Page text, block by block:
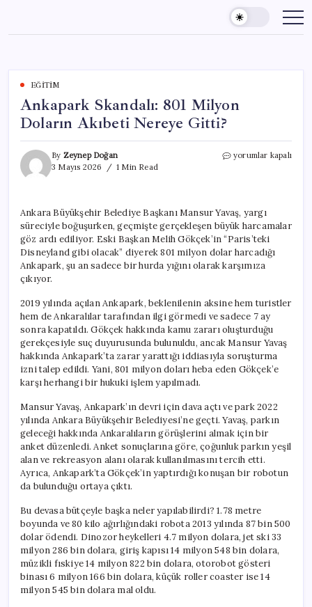
content
EĞITIM
Ankapark Skandalı: 801 Milyon
Doların Akıbeti Nereye Gitti?
By Zeynep Doğan
3 Mayıs 2026
1 Min Read
Ankapark
Akıbeti
Nereye
Gitti?
için
yorumlar kapalı
Ankara Büyükşehir Belediye Başkanı Mansur Yavaş, yargı
süreciyle boğuşurken, geçmişte gerçekleşen büyük harcamalar
göz ardı ediliyor. Eski Başkan Melih Gökçek’in “Paris’teki
Disneyland gibi olacak” diyerek 801 milyon dolar harcadığı
Ankapark, şu an sadece bir hurda yığını olarak karşımıza
çıkıyor.
2019 yılında açılan Ankapark, beklenilenin aksine hem turistler
hem de Ankaralılar tarafından ilgi görmedi ve sadece 7 ay
sonra kapatıldı. Gökçek hakkında kamu zararı oluşturduğu
gerekçesiyle suç duyurusunda bulunuldu, ancak Mansur Yavaş
hakkında Ankapark’ta zarar yarattığı iddiasıyla soruşturma
izni talep edildi. Yani, 801 milyon doları heba eden Gökçek’e
karşı herhangi bir hukuki işlem yapılmadı.
Mansur Yavaş, Ankapark’ın devri için dava açtı ve park 2022
yılında Ankara Büyükşehir Belediyesi’ne geçti. Yavaş, parkın
geleceği hakkında Ankaralıların görüşlerini almak için bir
anket düzenledi. Anket sonuçlarına göre, çoğunluk parkın yeşil
alan ve rekreasyon alanı olarak kullanılmasını tercih etti.
Ayrıca, Ankapark’ta Gökçek’in yaptırdığı konuşan bir robotun
da bulunduğu ortaya çıktı.
Bu devasa bütçeyle başka neler yapılabilirdi? 1.78 metre
boyunda ve 80 kilo ağırlığındaki robota 2013 yılında 87 bin 500
dolar ödendi. Dinozor heykelleri 4.7 milyon dolara, jet ski 33
milyon 286 bin dolara, giriş kapısı 14 milyon 548 bin dolara,
müzikli fıskiye 14 milyon 822 bin dolara, otorobot gösteri
binası 6 milyon 166 bin dolara, küçük roller coaster ise 14
milyon 545 bin dolara mal oldu.